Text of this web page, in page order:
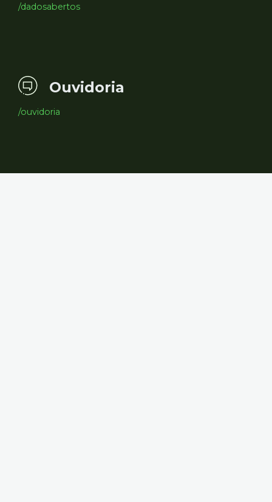
/dadosabertos
Ouvidoria
/ouvidoria